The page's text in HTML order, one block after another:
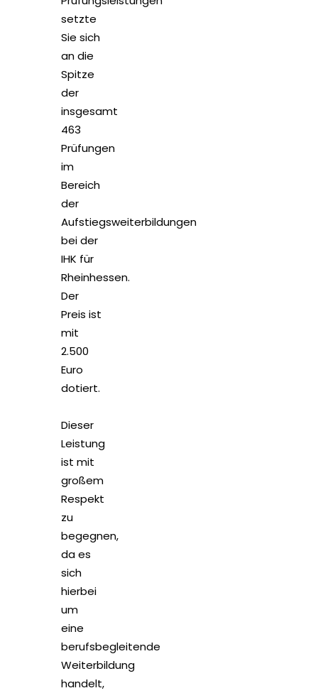
setzte
Sie sich
an die
Spitze
der
insgesamt
463
Prüfungen
im
Bereich
der
Aufstiegsweiterbildungen
bei der
IHK für
Rheinhessen.
Der
Preis ist
mit
2.500
Euro
dotiert.
Dieser
Leistung
ist mit
großem
Respekt
zu
begegnen,
da es
sich
hierbei
um
eine
berufsbegleitende
Weiterbildung
handelt,